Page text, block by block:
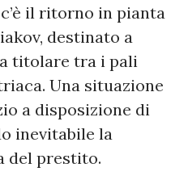
il ritorno in pianta
destinato a
titolare tra i pali
Una situazione
a disposizione di
inevitabile la
del prestito.